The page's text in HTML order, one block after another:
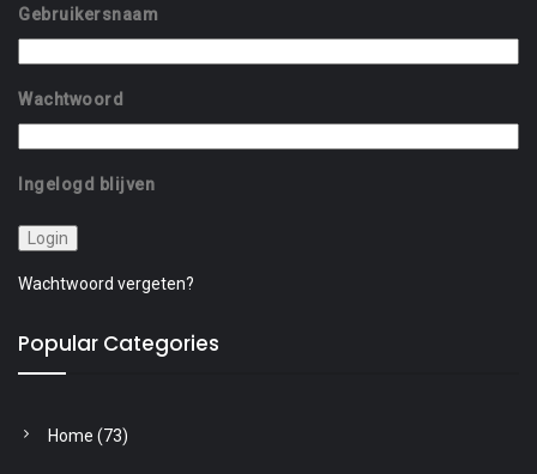
Gebruikersnaam
Wachtwoord
Ingelogd blijven
Wachtwoord vergeten?
Popular Categories
Home (73)